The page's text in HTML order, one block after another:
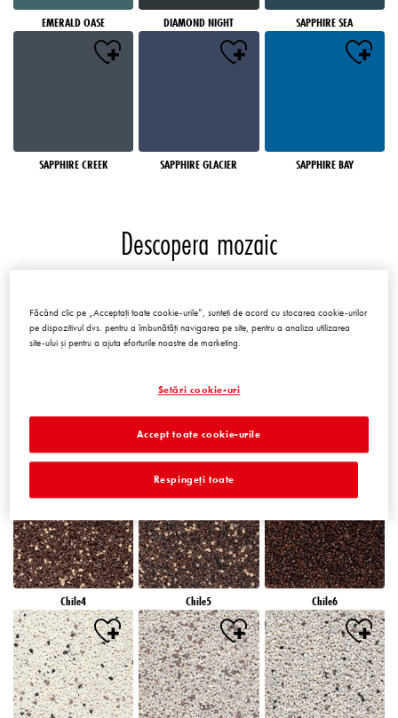
EMERALD OASE DIAMOND NIGHT SAPPHIRE SEA
SAPPHIRE CREEK SAPPHIRE GLACIER SAPPHIRE BAY
Descopera mozaic
Chile1 Chile2 Chile3
Chile4 Chile5 Chile6
Făcând clic pe „Acceptați toate cookie-urile”, sunteți de acord cu stocarea cookie-urilor
pe dispozitivul dvs. pentru a îmbunătăți navigarea pe site, pentru a analiza utilizarea
site-ului și pentru a ajuta eforturile noastre de marketing.
Setări cookie-uri
Respingeți toate
Accept toate cookie-urile